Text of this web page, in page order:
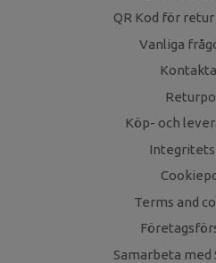
QR Kod för retur
Vanliga
Köp- och
Terms and
Samarbeta med